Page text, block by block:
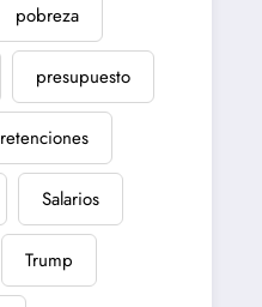
pobreza
presupuesto
retenciones
Salarios
Trump